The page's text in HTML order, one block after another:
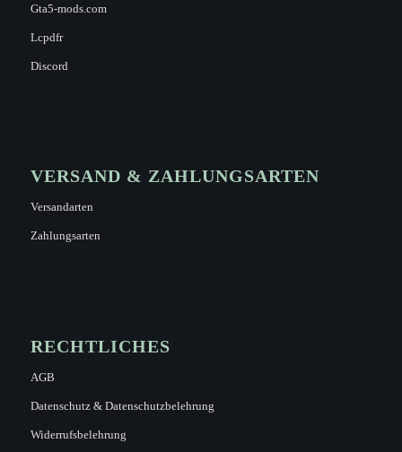
Gta5-mods.com
Lcpdfr
Discord
VERSAND & ZAHLUNGSARTEN
Versandarten
Zahlungsarten
RECHTLICHES
AGB
Datenschutz & Datenschutzbelehrung
Widerrufsbelehrung